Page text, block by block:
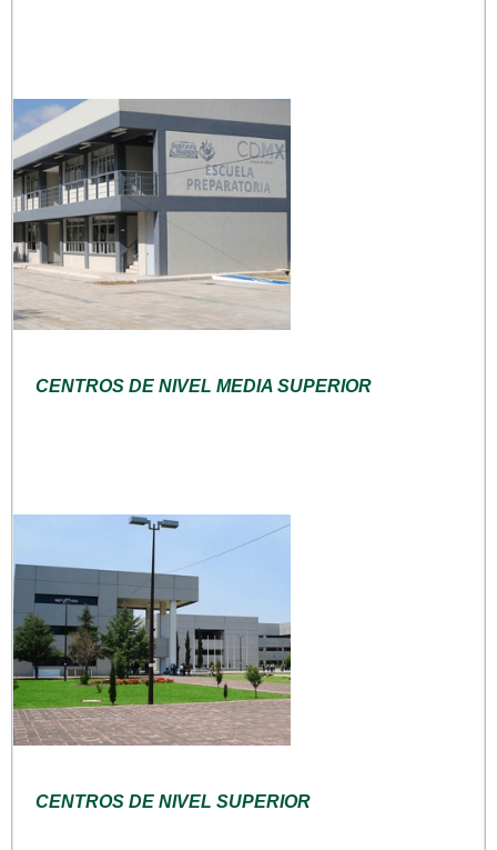
CENTROS DE NIVEL MEDIA SUPERIOR
CENTROS DE NIVEL SUPERIOR